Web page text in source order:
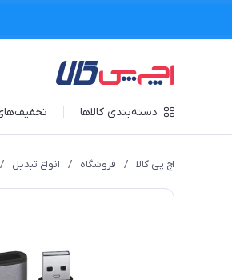
دسته‌بندی کالاها
اچ پی کالا / فروشگاه / انواع تبدیل /